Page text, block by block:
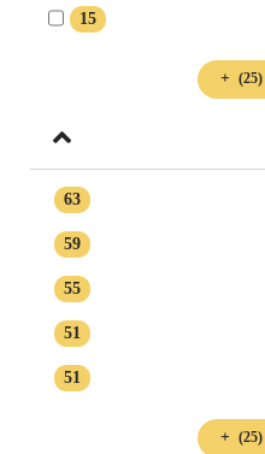
15
(25)
63
59
55
51
51
(25)